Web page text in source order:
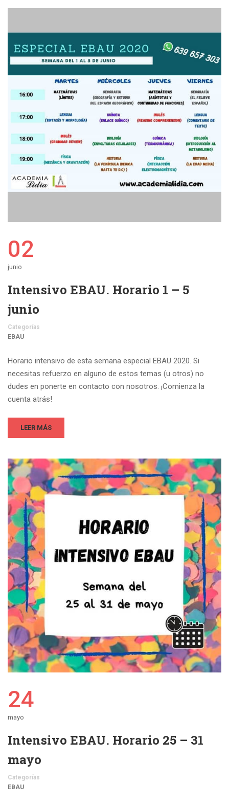
02
junio
Intensivo EBAU. Horario 1 – 5
junio
Categorías
EBAU
Horario intensivo de esta semana especial EBAU 2020. Si
necesitas refuerzo en alguno de estos temas (u otros) no
dudes en ponerte en contacto con nosotros. ¡Comienza la
cuenta atrás!
LEER MÁS
24
mayo
Intensivo EBAU. Horario 25 – 31
mayo
Categorías
EBAU